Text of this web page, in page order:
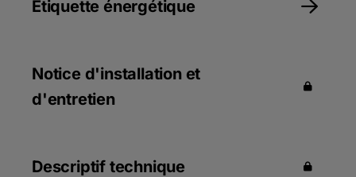
bar
Étiquette énergétique
Notice d'installation et
d'entretien
Descriptif technique